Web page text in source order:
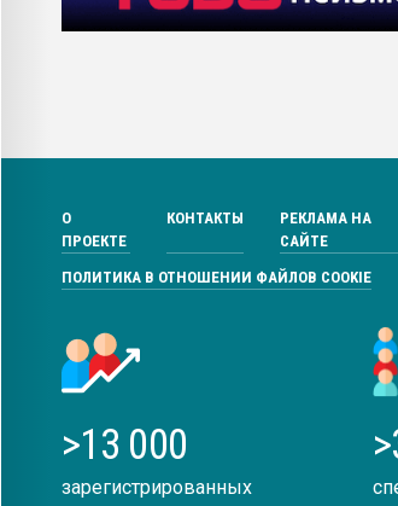
О
ПРОЕКТЕ
КОНТАКТЫ
РЕКЛАМА НА
САЙТЕ
ПОЛИТИКА В ОТНОШЕНИИ ФАЙЛОВ COOKIE
>13 000
зарегистрированных